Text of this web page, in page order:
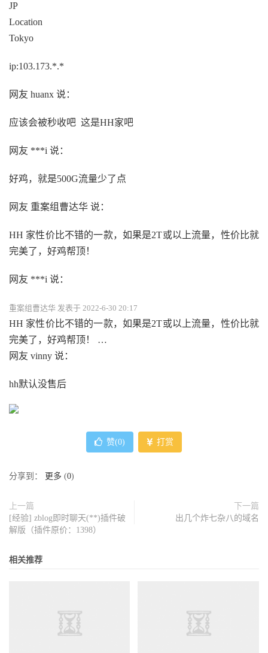
JP
Location
Tokyo
ip:103.173.*.*
网友 huanx 说：
应该会被秒收吧 这是HH家吧
网友 ***i 说：
好鸡，就是500G流量少了点
网友 重案组曹达华 说：
HH 家性价比不错的一款，如果是2T或以上流量，性价比就
完美了，好鸡帮顶！
网友 ***i 说：
重案组曹达华 发表于 2022-6-30 20:17
HH 家性价比不错的一款，如果是2T或以上流量，性价比就
完美了，好鸡帮顶！ …
网友 vinny 说：
hh默认没售后
赞(0) 打赏
分享到： 更多 (0)
上一篇
[经验] zblog即时聊天(**)插件破
解版（插件原价：1398）
下一篇
出几个炸七杂八的域名
相关推荐